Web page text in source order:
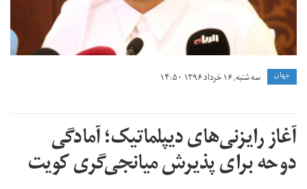
جهان سه شنبه, ۱۶ خرداد ۱۳۹۶ ۱۴:۵۰
آغاز رایزنی‌های دیپلماتیک؛ آمادگی
دوحه برای پذیرش میانجی‌گری کویت